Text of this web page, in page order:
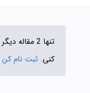
تنها 2
کنی. ثبت نام کن